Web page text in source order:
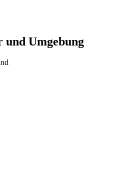
Umgebung